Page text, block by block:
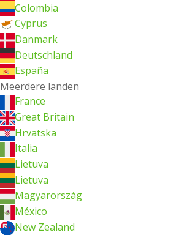
Colombia
Cyprus
Danmark
Deutschland
España
Meerdere landen
France
Great Britain
Hrvatska
Italia
Lietuva
Lietuva
Magyarország
México
New Zealand